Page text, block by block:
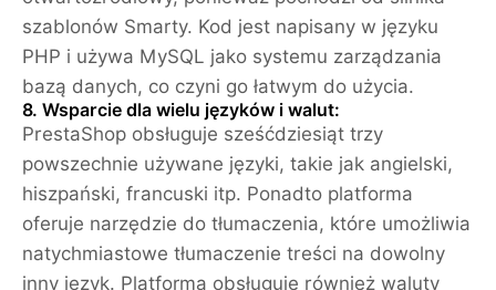
szablonów Smarty. Kod jest napisany w języku
PHP i używa MySQL jako systemu zarządzania
bazą danych, co czyni go łatwym do użycia.
8. Wsparcie dla wielu języków i walut:
PrestaShop obsługuje sześćdziesiąt trzy
powszechnie używane języki, takie jak angielski,
hiszpański, francuski itp. Ponadto platforma
oferuje narzędzie do tłumaczenia, które umożliwia
natychmiastowe tłumaczenie treści na dowolny
inny język. Platforma obsługuje również waluty